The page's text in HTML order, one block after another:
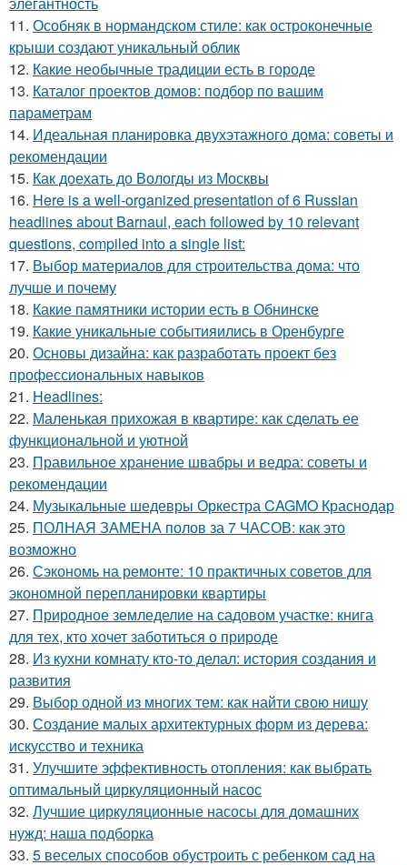
11. Особняк в нормандском стиле: как остроконечные
крыши создают уникальный облик
12. Какие необычные традиции есть в городе
13. Каталог проектов домов: подбор по вашим
параметрам
14. Идеальная планировка двухэтажного дома: советы и
рекомендации
15. Как доехать до Вологды из Москвы
16. Here is a well-organized presentation of 6 Russian
headlines about Barnaul, each followed by 10 relevant
questions, compiled into a single list:
17. Выбор материалов для строительства дома: что
лучше и почему
18. Какие памятники истории есть в Обнинске
19. Какие уникальные событияились в Оренбурге
20. Основы дизайна: как разработать проект без
профессиональных навыков
21. Headlines:
22. Маленькая прихожая в квартире: как сделать ее
функциональной и уютной
23. Правильное хранение швабры и ведра: советы и
рекомендации
24. Музыкальные шедевры Оркестра CAGMO Краснодар
25. ПОЛНАЯ ЗАМЕНА полов за 7 ЧАСОВ: как это
возможно
26. Сэкономь на ремонте: 10 практичных советов для
экономной перепланировки квартиры
27. Природное земледелие на садовом участке: книга
для тех, кто хочет заботиться о природе
28. Из кухни комнату кто-то делал: история создания и
развития
29. Выбор одной из многих тем: как найти свою нишу
30. Создание малых архитектурных форм из дерева:
искусство и техника
31. Улучшите эффективность отопления: как выбрать
оптимальный циркуляционный насос
32. Лучшие циркуляционные насосы для домашних
нужд: наша подборка
33. 5 веселых способов обустроить с ребенком сад на